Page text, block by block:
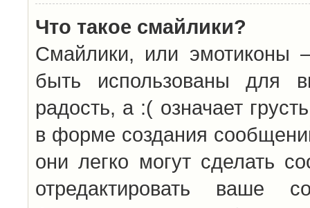
Что такое смайлики?
Смайлики, или эмотиконы
быть использованы для
радость, а :( означает
в форме создания
они легко могут сделать
отредактировать ваше